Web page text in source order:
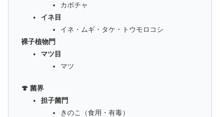
カボチャ
イネ目
イネ・ムギ・タケ・トウモロコシ
裸子植物門
マツ目
マツ
🍄 菌界
担子菌門
きのこ（食用・有毒）